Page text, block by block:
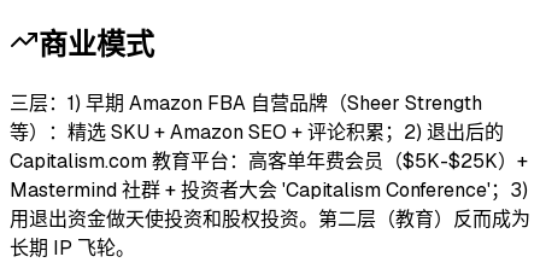
商业模式
三层：1) 早期 Amazon FBA 自营品牌（Sheer Strength
等）：精选 SKU + Amazon SEO + 评论积累；2) 退出后的
Capitalism.com 教育平台：高客单年费会员（$5K-$25K）+
Mastermind 社群 + 投资者大会 'Capitalism Conference'；3)
用退出资金做天使投资和股权投资。第二层（教育）反而成为
长期 IP 飞轮。